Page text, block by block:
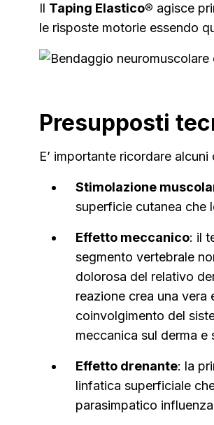
Il Taping Elastico® agisce
le risposte motorie essendo
Presupposti
E’ importante ricordare
Stimolazione
superficie cutanea che
Effetto meccanico: il
segmento vertebrale
dolorosa del relativo
reazione crea una
coinvolgimento del
meccanica sul derma
Effetto drenante: la
linfatica superficiale
parasimpatico